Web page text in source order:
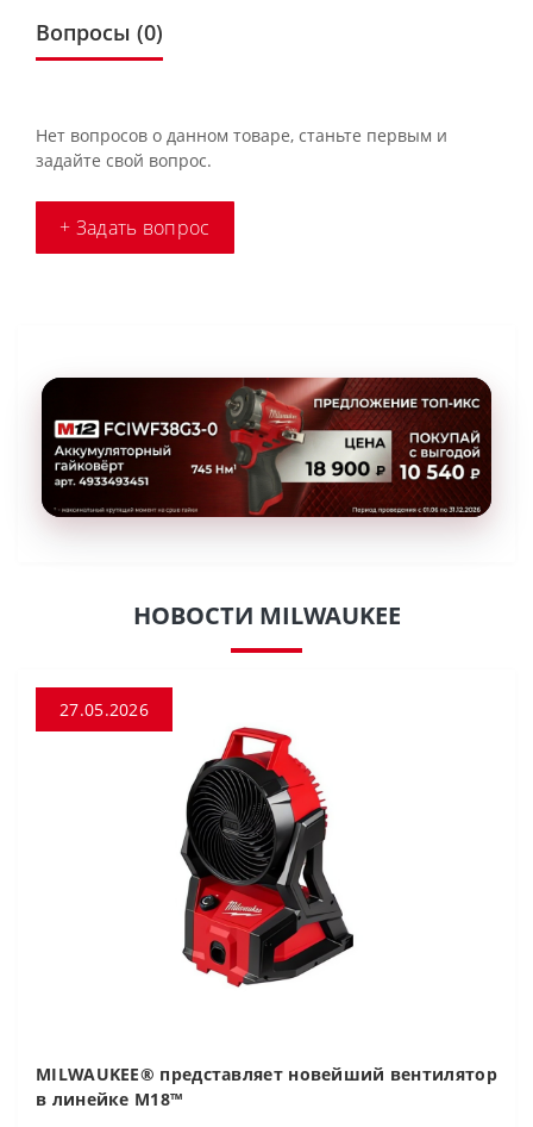
Вопросы (0)
Нет вопросов о данном товаре, станьте первым и
задайте свой вопрос.
+ Задать вопрос
НОВОСТИ MILWAUKEE
27.05.2026
MILWAUKEE® представляет новейший вентилятор
в линейке M18™